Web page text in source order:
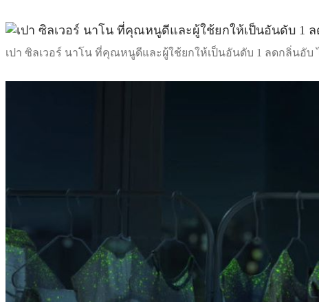
เปา ซิลเวอร์ นาโน ที่คุณหนูดีและผู้ใช้ยกให้เป็นอันดับ 1 ลดกลิ่นอับ